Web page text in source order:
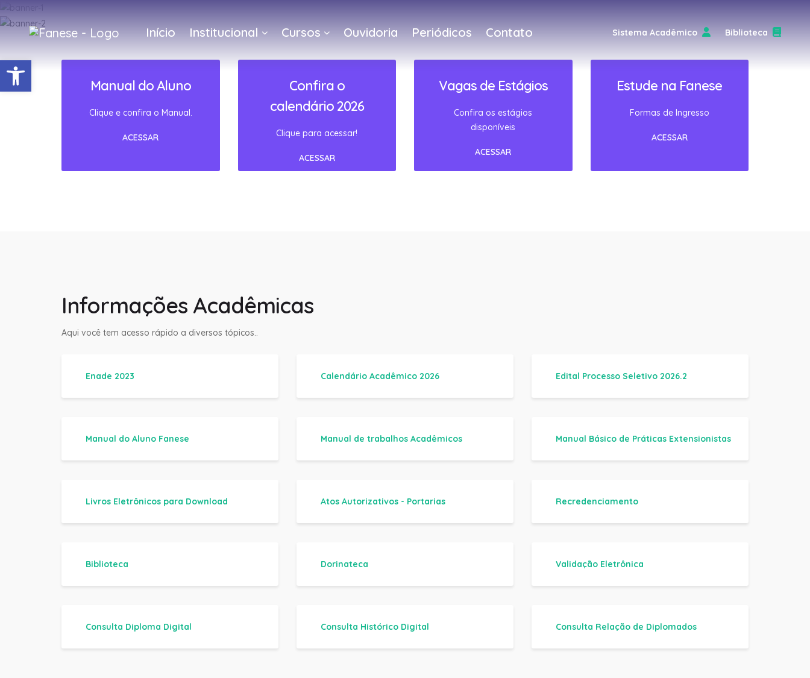
Início Institucional Cursos Ouvidoria Periódicos Contato Sistema Acadêmico Biblioteca
Manual do Aluno
Clique e confira o Manual.
ACESSAR
Confira o
calendário 2026
Clique para acessar!
ACESSAR
Vagas de Estágios
Confira os estágios
disponíveis
ACESSAR
Estude na Fanese
Formas de Ingresso
ACESSAR
Informações Acadêmicas
Aqui você tem acesso rápido a diversos tópicos..
Enade 2023 Calendário Acadêmico 2026 Edital Processo Seletivo 2026.2
Manual do Aluno Fanese Manual de trabalhos Acadêmicos Manual Básico de Práticas Extensionistas
Livros Eletrônicos para Download Atos Autorizativos - Portarias Recredenciamento
Biblioteca Dorinateca Validação Eletrônica
Consulta Diploma Digital Consulta Histórico Digital Consulta Relação de Diplomados
Barra de Ferramentas Aberta